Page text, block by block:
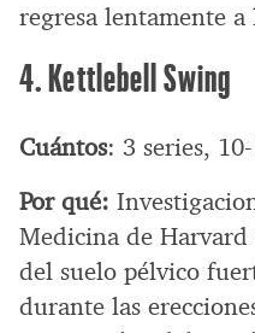
regresa lentamente
4. Kettlebell Swing
Cuántos: 3 series,
Por qué:
Medicina de
del suelo pélvico
durante las